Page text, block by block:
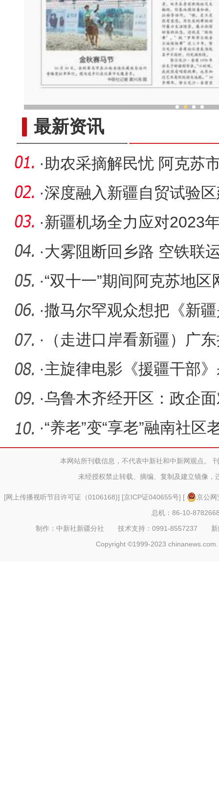
最新资讯
·助农采摘解民忧 阿克苏
·深度融入新疆自贸试验
化航空物
·新疆机场全力应对2023
天气
·大雾阻断回乡路 空铁
机场空
·“双十一”期间阿克苏地
亿元
·撒马尔罕观众想把《新
来
·
（走进口岸看新疆）广
拓国际经
·主旋律电影《援疆干部
·乌鲁木齐经开区：政企
经验
·“养老”变“享老”融南社
本网站所刊载信息，不代表中新社和中新网观点。
未经授权禁止转载、摘编、复制及建立镜像，
[网上传播视听节目许可证（0106168)] [京ICP证040655号] [
京公
总机：86-10-
制作：中新社新疆分社 技术支持：0991-8557237
Copyright ©1999-2023